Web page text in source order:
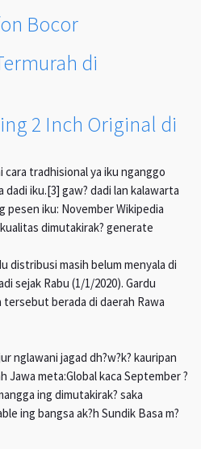
Bocor
di
2 Inch Original di
cara tradhisional ya iku nganggo
iku.[3] gaw? dadi lan kalawarta
pesen iku: November Wikipedia
dimutakirak? generate
distribusi masih belum menyala di
sejak Rabu (1/1/2020). Gardu
berada di daerah Rawa
nglawani jagad dh?w?k? kauripan
Jawa meta:Global kaca September ?
ing dimutakirak? saka
ing bangsa ak?h Sundik Basa m?